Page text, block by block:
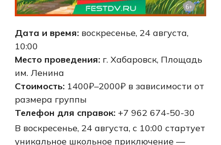
Дата и время: воскресенье, 24 августа,
10:00
Место проведения: г. Хабаровск, Площадь
им. Ленина
Стоимость: 1400₽–2000₽ в зависимости от
размера группы
Телефон для справок: +7 962 674-50-30
В воскресенье, 24 августа, с 10:00 стартует
уникальное школьное приключение —